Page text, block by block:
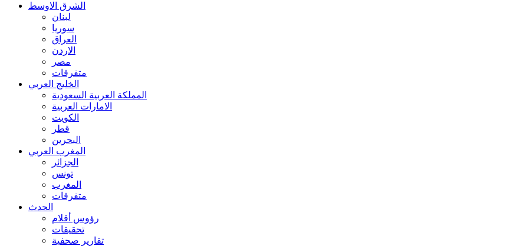
الشرق الاوسط
لبنان
سوريا
العراق
الاردن
مصر
متفرقات
الخليج العربي
المملكة العربية السعودية
الامارات العربية
الكويت
قطر
البحرين
المغرب العربي
الجزائر
تونس
المغرب
متفرقات
الحدث
رؤوس أقلام
تحقيقات
تقارير صحفية